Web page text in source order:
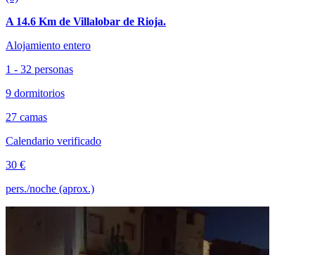
A 14.6 Km de Villalobar de Rioja.
Alojamiento entero
1 - 32 personas
9 dormitorios
27 camas
Calendario verificado
30 €
pers./noche (aprox.)